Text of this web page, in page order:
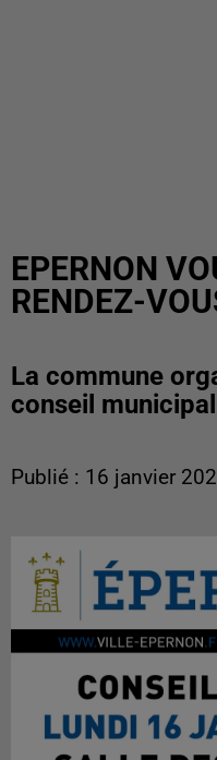
EPERNON
RENDEZ-
La commune
conseil
Publié : 16 janvier